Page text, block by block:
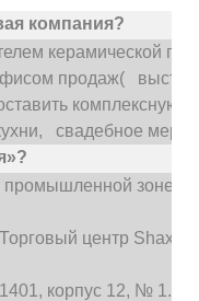
компания?
керамической
продаж(
комплексную
свадебное
зоне
центр Shaxi
корпус 12, № 1.